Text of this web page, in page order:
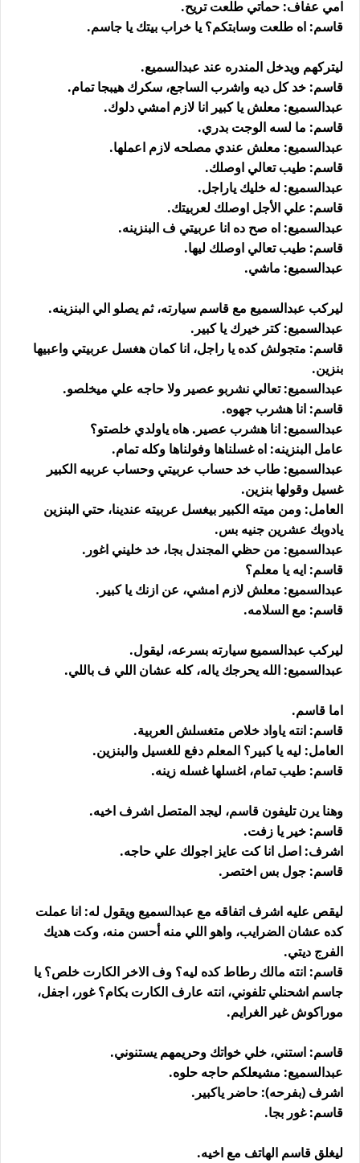
امي عفاف: حماتي طلعت تريح.
قاسم: اه طلعت وسابتكم؟ يا خراب بيتك يا جاسم.
ليتركهم ويدخل المندره عند عبدالسميع.
قاسم: خد كل ديه واشرب الساجع، سكرك هيبجا تمام.
عبدالسميع: معلش يا كبير انا لازم امشي دلوك.
قاسم: ما لسه الوجت بدري.
عبدالسميع: معلش عندي مصلحه لازم اعملها.
قاسم: طيب تعالي اوصلك.
عبدالسميع: له خليك ياراجل.
قاسم: علي الأجل اوصلك لعربيتك.
عبدالسميع: اه صح ده انا عربيتي ف البنزينه.
قاسم: طيب تعالي اوصلك ليها.
عبدالسميع: ماشي.
ليركب عبدالسميع مع قاسم سيارته، ثم يصلو الي البنزينه.
عبدالسميع: كتر خيرك يا كبير.
قاسم: متجولش كده يا راجل، انا كمان هغسل عربيتي واعبيها
بنزين.
عبدالسميع: تعالي نشربو عصير ولا حاجه علي ميخلصو.
قاسم: انا هشرب جهوه.
عبدالسميع: انا هشرب عصير. هاه ياولدي خلصتو؟
عامل البنزينه: اه غسلناها وفولناها وكله تمام.
عبدالسميع: طاب خد حساب عربيتي وحساب عربيه الكبير
غسيل وقولها بنزين.
العامل: ومن ميته الكبير بيغسل عربيته عندينا، حتي البنزين
يادوبك عشرين جنيه بس.
عبدالسميع: من حظي المجندل بجا، خد خليني اغور.
قاسم: ايه يا معلم؟
عبدالسميع: معلش لازم امشي، عن ازنك يا كبير.
قاسم: مع السلامه.
ليركب عبدالسميع سيارته بسرعه، ليقول.
عبدالسميع: الله يحرجك ياله، كله عشان اللي ف باللي.
اما قاسم.
قاسم: انته ياواد خلاص متغسلش العربية.
العامل: ليه يا كبير؟ المعلم دفع للغسيل والبنزين.
قاسم: طيب تمام، اغسلها غسله زينه.
وهنا يرن تليفون قاسم، ليجد المتصل اشرف اخيه.
قاسم: خير يا زفت.
اشرف: اصل انا كت عايز اجولك علي حاجه.
قاسم: جول بس اختصر.
ليقص عليه اشرف اتفاقه مع عبدالسميع ويقول له: انا عملت
كده عشان الضرايب، واهو اللي منه أحسن منه، وكت هديك
الفرج ديتي.
قاسم: انته مالك رطاط كده ليه؟ وف الاخر الكارت خلص؟ يا
جاسم اشحنلي تلفوني، انته عارف الكارت بكام؟ غور، اجفل،
موراكوش غير الغرايم.
قاسم: استني، خلي خواتك وحريمهم يستنوني.
عبدالسميع: مشيعلكم حاجه حلوه.
اشرف (بفرحه): حاضر ياكبير.
قاسم: غور بجا.
ليغلق قاسم الهاتف مع اخيه.